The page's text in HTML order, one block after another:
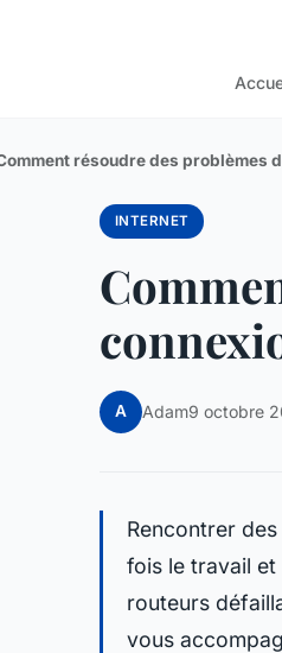
résoudre des problèmes
INTERNET
A Adam9 octobre
Rencontrer
fois le travail et
routeurs
vous